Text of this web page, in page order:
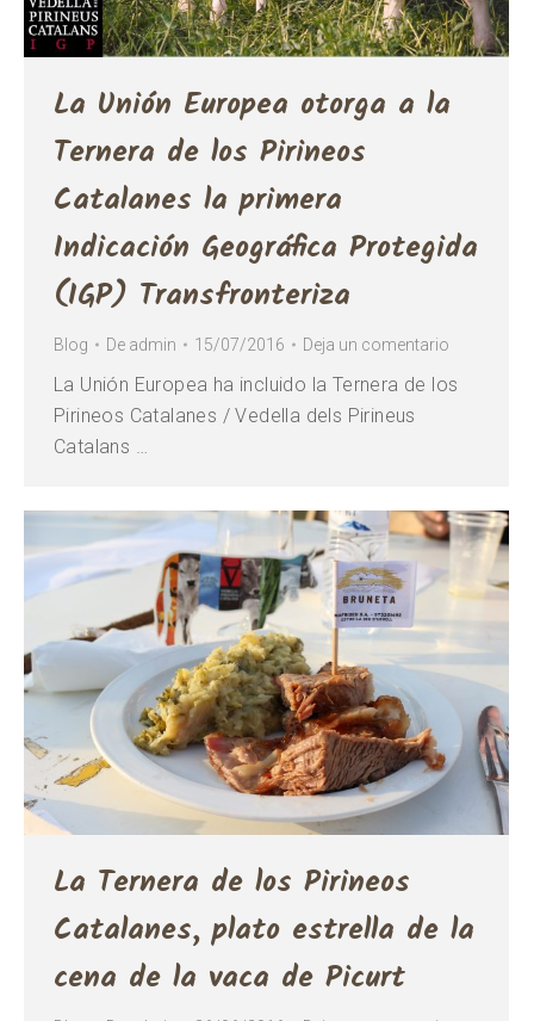
La Unión Europea otorga a la
Ternera de los Pirineos
Catalanes la primera
Indicación Geográfica Protegida
(IGP) Transfronteriza
Blog De admin 15/07/2016 Deja un comentario
La Unión Europea ha incluido la Ternera de los
Pirineos Catalanes / Vedella dels Pirineus
Catalans …
La Ternera de los Pirineos
Catalanes, plato estrella de la
cena de la vaca de Picurt